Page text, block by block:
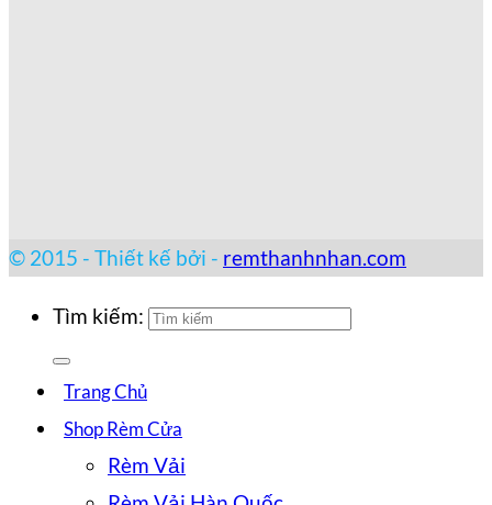
© 2015 - Thiết kế bởi - remthanhnhan.com
Tìm kiếm:
Trang Chủ
Shop Rèm Cửa
Rèm Vải